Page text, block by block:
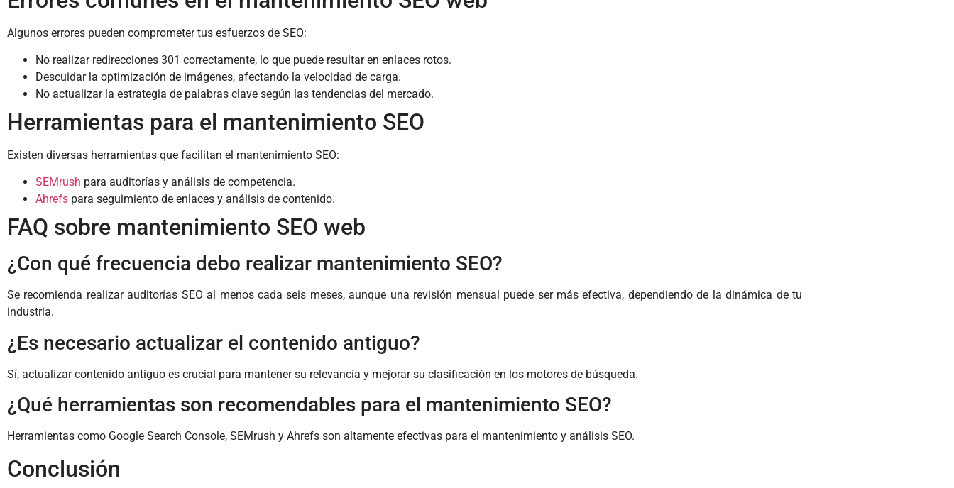
Algunos errores pueden comprometer tus esfuerzos de SEO:
No realizar redirecciones 301 correctamente, lo que puede resultar en enlaces rotos.
Descuidar la optimización de imágenes, afectando la velocidad de carga.
No actualizar la estrategia de palabras clave según las tendencias del mercado.
Herramientas para el mantenimiento SEO
Existen diversas herramientas que facilitan el mantenimiento SEO:
SEMrush para auditorías y análisis de competencia.
Ahrefs para seguimiento de enlaces y análisis de contenido.
FAQ sobre mantenimiento SEO web
¿Con qué frecuencia debo realizar mantenimiento SEO?
Se recomienda realizar auditorías SEO al menos cada seis meses, aunque una revisión mensual puede ser más efectiva, dependiendo de la dinámica de tu
industria.
¿Es necesario actualizar el contenido antiguo?
Sí, actualizar contenido antiguo es crucial para mantener su relevancia y mejorar su clasificación en los motores de búsqueda.
¿Qué herramientas son recomendables para el mantenimiento SEO?
Herramientas como Google Search Console, SEMrush y Ahrefs son altamente efectivas para el mantenimiento y análisis SEO.
Conclusión